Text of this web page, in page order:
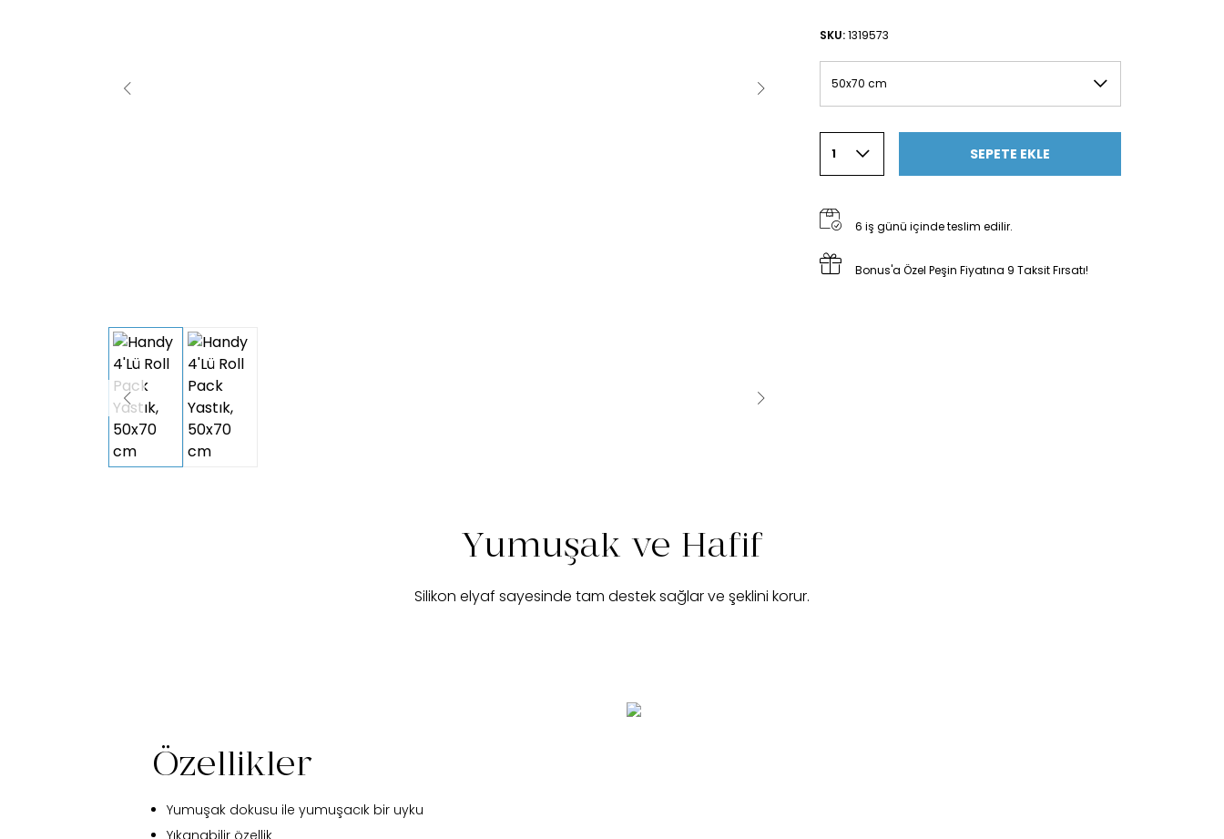
SKU: 1319573
50x70 cm
1 SEPETE EKLE
6 iş günü içinde teslim edilir.
Bonus'a Özel Peşin Fiyatına 9 Taksit Fırsatı!
Yumuşak ve Hafif
Silikon elyaf sayesinde tam destek sağlar ve şeklini korur.
Özellikler
Yumuşak dokusu ile yumuşacık bir uyku
Yıkanabilir özellik